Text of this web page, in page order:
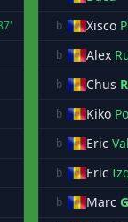
b
Xisco
b Alex
b Chus
b Kiko
b Eric
b Eric
b Marc